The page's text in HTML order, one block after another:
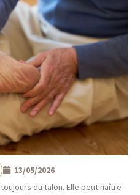
13/05/2026
du talon. Elle peut naître